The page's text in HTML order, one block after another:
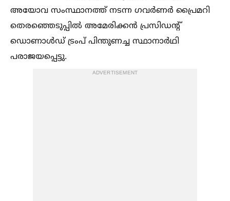
അയോവ സംസ്ഥാനത്ത് നടന്ന ഗവർണർ പ്രൈമറി
തെരഞ്ഞെടുപ്പില്‍ അമേരിക്കൻ പ്രസിഡൻ്റ്
ഡൊണാള്‍ഡ് ട്രംപ് പിന്തുണച്ച സ്ഥാനാർഥി
പരാജയപ്പെട്ടു.
ADVERTISEMENT